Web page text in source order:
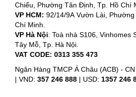
Chiểu, Phường Tân Định, Tp. Hồ Chí
VP HCM: 92/14/9A Vườn Lài,
Chí Minh.
VP Hà Nội: Toà nhà S106, Vinhomes
Tây Mỗ, Tp. Hà Nội.
VAT CODE: 0313 355 473
Ngân Hàng TMCP Á Châu (ACB) -
| VND: 357 246 888 | USD: 1357 246